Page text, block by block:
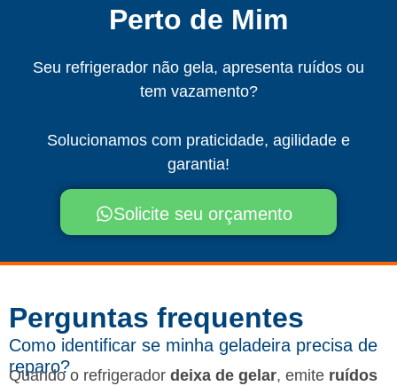
Perto de Mim
Seu refrigerador não gela, apresenta ruídos ou
tem vazamento?
Solucionamos com praticidade, agilidade e
garantia!
Solicite seu orçamento
Perguntas frequentes​
Como identificar se minha geladeira precisa de
reparo?
Quando o refrigerador deixa de gelar, emite ruídos